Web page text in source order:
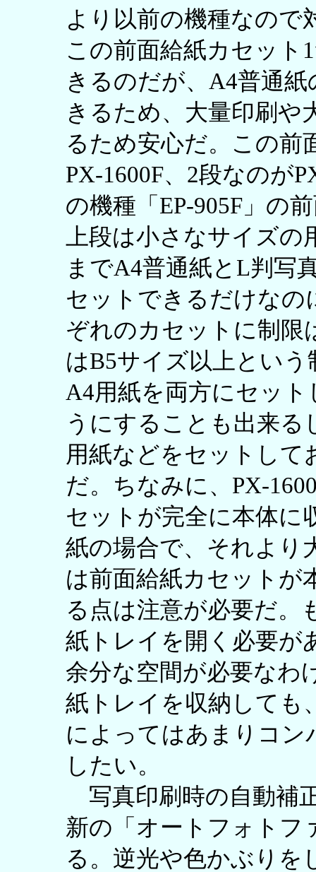
より以前の機種なので
この前面給紙カセット
きるのだが、A4普通
きるため、大量印刷や
るため安心だ。この前
PX-1600F、2段なのが
の機種「EP-905F」の
上段は小さなサイズ
までA4普通紙とL判写
セットできるだけなの
ぞれのカセットに制限
はB5サイズ以上とい
A4用紙を両方にセッ
うにすることも出来る
用紙などをセットして
だ。ちなみに、PX-
セットが完全に本体に
紙の場合で、それより
は前面給紙カセットが
る点は注意が必要だ。
紙トレイを開く必要が
余分な空間が必要なわ
紙トレイを収納しても
によってはあまりコ
したい。
写真印刷時の自動補
新の「オートフォトフ
る。逆光や色かぶりを